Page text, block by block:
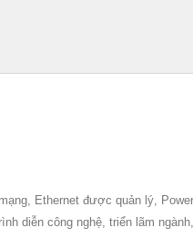
Ethernet được quản lý,
diễn công nghệ, triển lãm